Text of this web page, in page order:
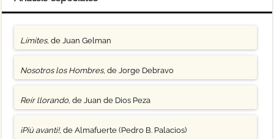
Límites, de Juan Gelman
Nosotros los Hombres, de Jorge Debravo
Reír llorando, de Juan de Dios Peza
¡Più avanti!, de Almafuerte (Pedro B. Palacios)